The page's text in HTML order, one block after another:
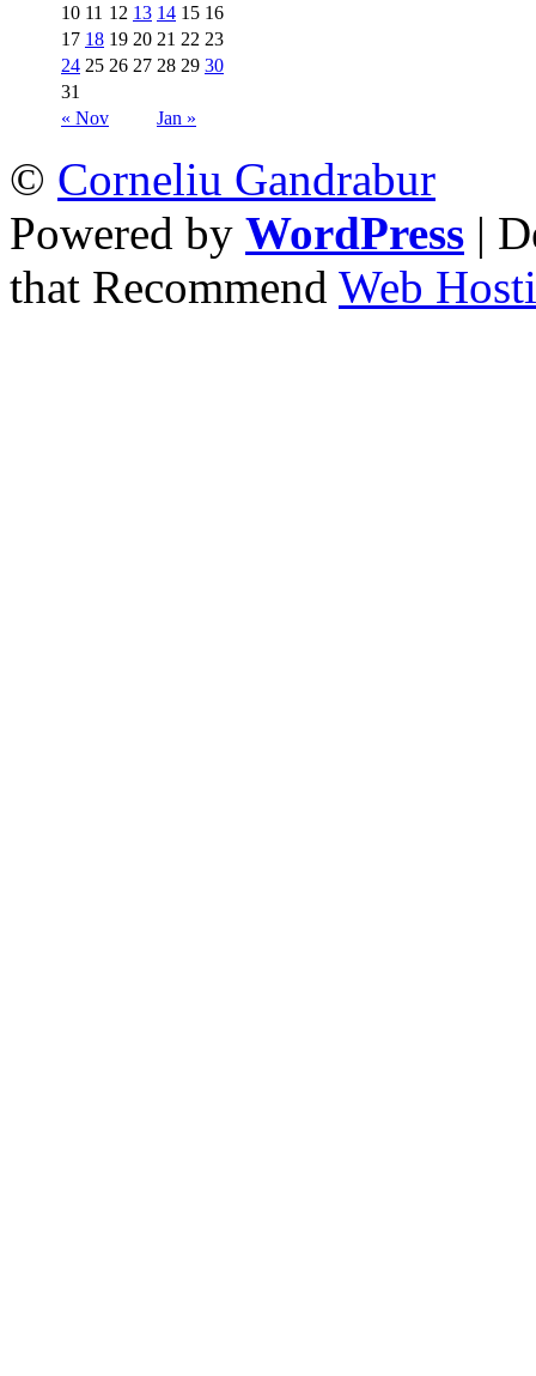
« Nov Jan »
10 11 12 13 14 15 16
17 18 19 20 21 22 23
24 25 26 27 28 29 30
31
© Corneliu Gandrabur
Powered by WordPress |
that Recommend Web